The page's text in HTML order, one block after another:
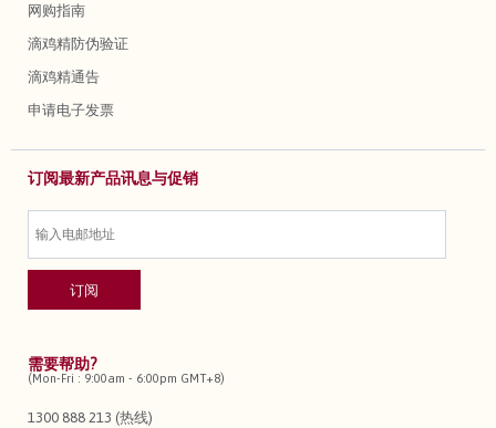
网购指南
滴鸡精防伪验证
滴鸡精通告
申请电子发票
订阅最新产品讯息与促销
需要帮助?
(Mon-Fri : 9:00am - 6:00pm GMT+8)
1300 888 213 (热线)